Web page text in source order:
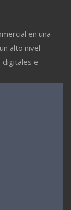
en una
alto nivel
digitales e